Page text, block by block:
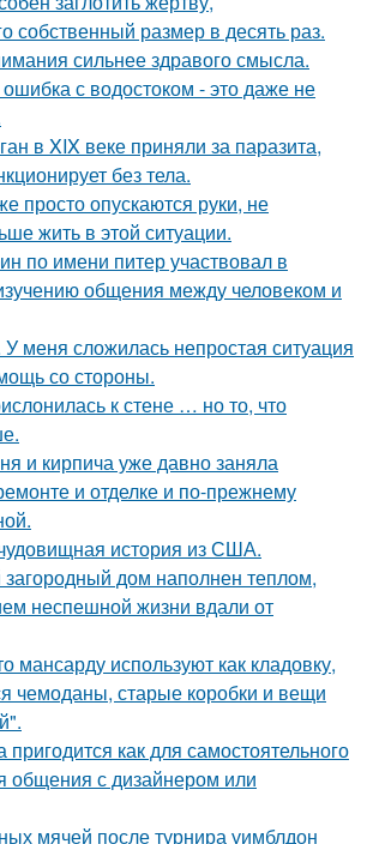
размер в десять раз.
сильнее здравого смысла.
с водостоком - это даже не
в XIX веке приняли за паразита,
без тела.
просто опускаются руки, не
жить в этой ситуации.
по имени питер участвовал в
общения между человеком и
У меня сложилась непростая ситуация
со стороны.
к стене … но то, что
и кирпича уже давно заняла
и отделке и по-прежнему
история из США.
дом наполнен теплом,
неспешной жизни вдали от
мансарду используют как кладовку,
чемоданы, старые коробки и вещи
как для самостоятельного
общения с дизайнером или
мячей после турнира уимблдон